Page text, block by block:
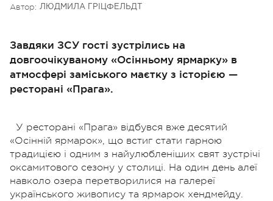
Автор: ЛЮДМИЛА ГРІЦФЕЛЬДТ
Завдяки ЗСУ гості зустрілись на
довгоочікуваному «Осінньому ярмарку» в
атмосфері заміського маєтку з історією —
ресторані «Прага».
У ресторані «Прага» відбувся вже десятий
«Осінній ярмарок», що встиг стати гарною
традицією і одним з найулюбленіших свят зустрічі
оксамитового сезону у столиці. На один день алеї
навколо озера перетворилися на галереї
українського живопису та ярмарок хендмейду.